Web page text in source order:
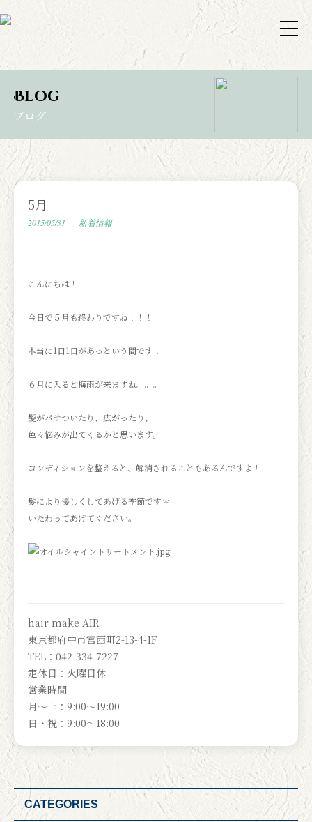
Blog
ブログ
5月
2015/05/31 -新着情報-
こんにちは！
今日で５月も終わりですね！！！
本当に1日1日があっという間です！
６月に入ると梅雨が来ますね。。。
髪がパサついたり、広がったり、
色々悩みが出てくるかと思います。
コンディションを整えると、解消されることもあるんですよ！
髪により優しくしてあげる季節です＊
いたわってあげてください。
hair make AIR
東京都府中市宮西町2-13-4-1F
TEL：042-334-7227
定休日：火曜日休
営業時間
月～土：9:00～19:00
日・祝：9:00～18:00
CATEGORIES